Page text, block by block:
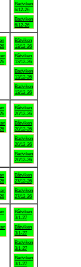
Badviken
6/12-26
Badviken
6/12-26
Båtviken
13/12-26
Båtviken
13/12-26
Badviken
13/12-26
Badviken
13/12-26
Båtviken
20/12-26
Båtviken
20/12-26
Badviken
20/12-26
Badviken
20/12-26
Båtviken
27/12-26
Badviken
27/12-26
Båtviken
3/1-27
Båtviken
3/1-27
Badviken
3/1-27
Badviken
3/1-27